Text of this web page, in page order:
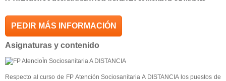
PEDIR MÁS INFORMACIÓN
Asignaturas y contenido
Respecto al curso de FP Atención Sociosanitaria A DISTANCIA los puestos de